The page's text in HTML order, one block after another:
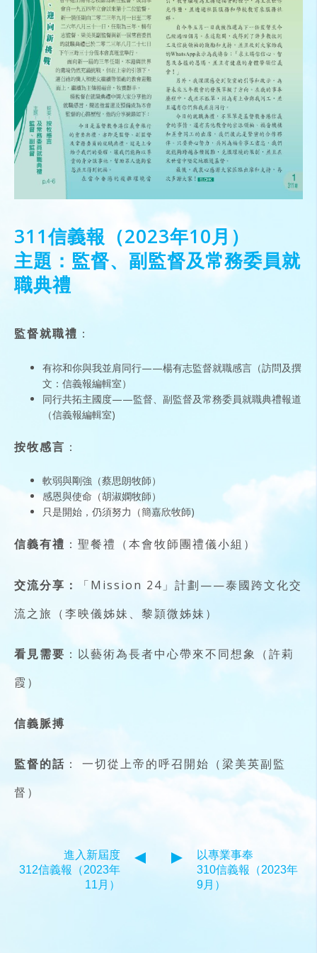
311信義報（2023年10月）
主題：監督、副監督及常務委員就
職典禮
監督就職禮 ：
有祢和你與我並肩同行——楊有志監督就職感言（訪問及撰
文：信義報編輯室）
同行共拓主國度——監督、副監督及常務委員就職典禮報道
（信義報編輯室)
按牧感言 ：
軟弱與剛強（蔡思朗牧師）
感恩與使命（胡淑嫻牧師）
只是開始，仍須努力（簡嘉欣牧師)
信義有禮 ：聖餐禮（本會牧師團禮儀小組）
交流分享：
「Mission 24」計劃——泰國跨文化交
流之旅（李映儀姊妹、黎頴微姊妹）
看見需要 ：以藝術為長者中心帶來不同想象（許莉
霞）
信義脈搏
監督的話 ： 一切從上帝的呼召開始（梁美英副監
督）
進入新屆度
312信義報（2023年
11月）
以專業事奉
310信義報（2023年
9月）